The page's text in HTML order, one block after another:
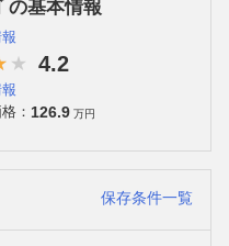
の基本情報
4.2
： 126.9 万円
保存条件一覧